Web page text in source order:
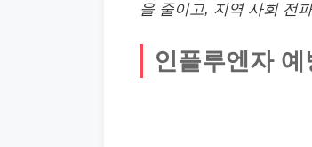
을 줄이고, 지역 사회 전
인플루엔자